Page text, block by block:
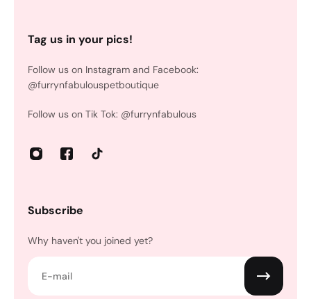
Tag us in your pics!
Follow us on Instagram and Facebook:
@furrynfabulouspetboutique
Follow us on Tik Tok: @furrynfabulous
Subscribe
Why haven't you joined yet?